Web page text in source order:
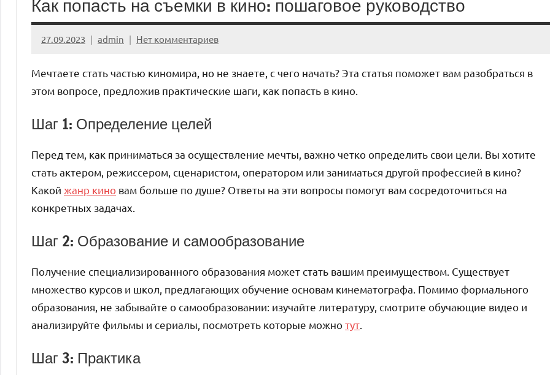
Как попасть на съемки в кино: пошаговое руководство
27.09.2023 admin Нет комментариев
Мечтаете стать частью киномира, но не знаете, с чего начать? Эта статья поможет вам разобраться в
этом вопросе, предложив практические шаги, как попасть в кино.
Шаг 1: Определение целей
Перед тем, как приниматься за осуществление мечты, важно четко определить свои цели. Вы хотите
стать актером, режиссером, сценаристом, оператором или заниматься другой профессией в кино?
Какой жанр кино вам больше по душе? Ответы на эти вопросы помогут вам сосредоточиться на
конкретных задачах.
Шаг 2: Образование и самообразование
Получение специализированного образования может стать вашим преимуществом. Существует
множество курсов и школ, предлагающих обучение основам кинематографа. Помимо формального
образования, не забывайте о самообразовании: изучайте литературу, смотрите обучающие видео и
анализируйте фильмы и сериалы, посмотреть которые можнотут
Шаг 3: Практика